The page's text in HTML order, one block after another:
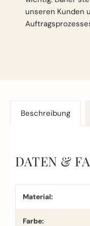
unseren Kunden
Beschreibung
DATEN &
Material:
Farbe: